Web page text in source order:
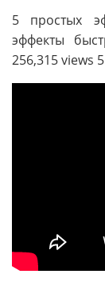
5 простых
эффекты
256,315 views